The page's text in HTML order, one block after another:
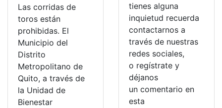
Las corridas de
toros están
prohibidas. El
Municipio del
Distrito
Metropolitano de
Quito, a través de
la Unidad de
Bienestar
tienes alguna
inquietud recuerda
contactarnos a
través de nuestras
redes sociales,
o regístrate y
déjanos
un comentario en
esta